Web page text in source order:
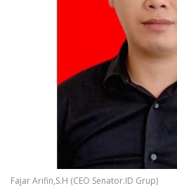
Fajar Arifin,S.H (CEO Senator.ID Grup)